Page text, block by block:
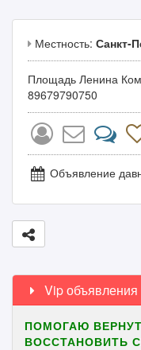
Местность: Санкт-
Площадь Ленина
89679790750
Объявление
Vip объявления
ПОМОГАЮ
ВОССТАНОВИТЬ